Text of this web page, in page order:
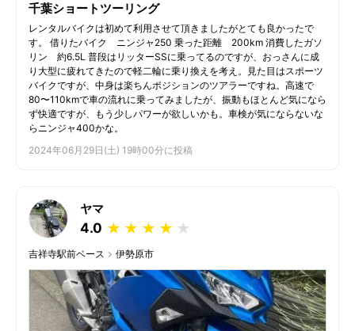
千葉ショートツーリング
レンタルバイクは初めて利用させて頂きましたがとても良かったで
す。 借りたバイク ニンジャ250 乗った距離 200km 消費したガソ
リン 約6.5L 普段はリッターSSに乗ってるのですが、おっさんに成
り大型に疲れてきたので軽二輪に乗り換えを考え。見た目はスポーツ
バイクですが、中身は楽ちんポジションのツアラーですね。高速で
80〜110kmで車の流れに乗ってみましたが、振動もほとんど気になら
ず快適ですが、もう少しパワーが欲しいかも。車検が気にならないな
らニンジャ400かな。
2024年06月29日(土) 19時00分に投稿
ヤマ
4.0 ★
★
★
★
★
吉祥寺駅前ベース 伊勢原市